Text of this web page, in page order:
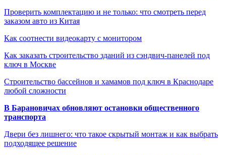
Проверить комплектацию и не только: что смотреть перед
заказом авто из Китая
Как соотнести видеокарту с монитором
Как заказать строительство зданий из сэндвич-панелей под
ключ в Москве
Строительство бассейнов и хамамов под ключ в Краснодаре
любой сложности
В Барановичах обновляют остановки общественного
транспорта
Двери без лишнего: что такое скрытый монтаж и как выбрать
подходящее решение